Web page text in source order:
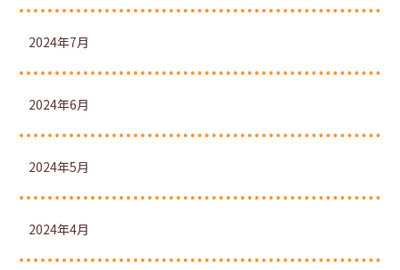
2024年7月
2024年6月
2024年5月
2024年4月